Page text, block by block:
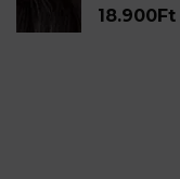
18.900 Ft